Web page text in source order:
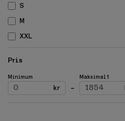
S
M
XXL
Pris
Minimum
kr –
Maksimalt